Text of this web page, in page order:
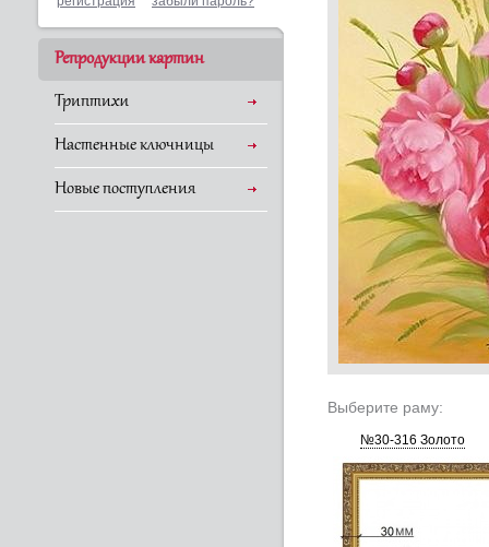
Репродукции картин
Триптихи
Настенные ключницы
Новые поступления
Выберите раму:
№30-316 Золото